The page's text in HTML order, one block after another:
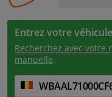
Entrez votre
Recherchez avec votre
manuelle.